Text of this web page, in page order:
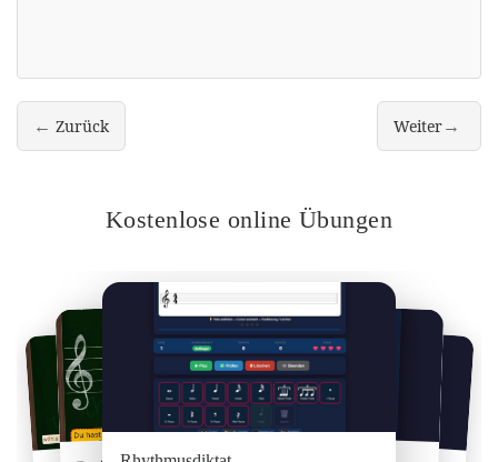
← Zurück
Taktstriche und Auftakt
Weiter
Tonhöhen,
→
Kostenlose online Übungen